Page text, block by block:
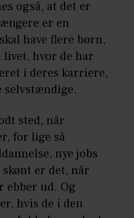
også, at det er
er en
have flere børn,
livet, hvor de har
i deres karriere,
selvstændige.
sted, når
for lige så
nye jobs
er det, når
ebber ud. Og
hvis de i den